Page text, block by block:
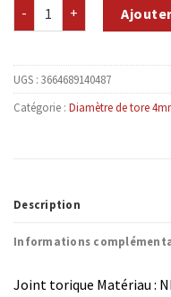
UGS : 3664689140487
Catégorie : Diamètre de tore
Description
Informations
Joint torique Matériau :